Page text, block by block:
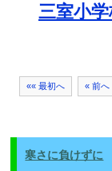
三室小
«« 最初へ « 前へ
寒さに負けずに